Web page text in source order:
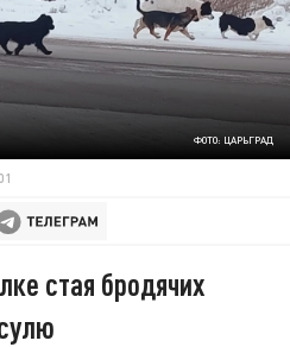
ФОТО: ЦАРЬГРАД
стая бродячих